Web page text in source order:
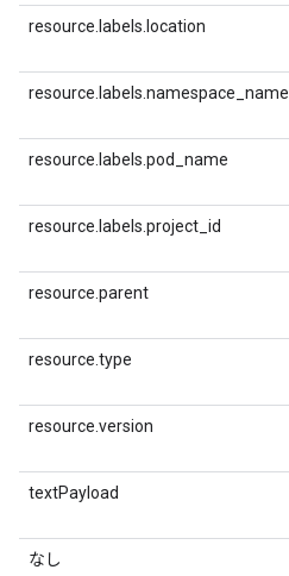
resource.labels.location
resource.labels.namespace_name
resource.labels.pod_name
resource.labels.project_id
resource.parent
resource.type
resource.version
textPayload
なし